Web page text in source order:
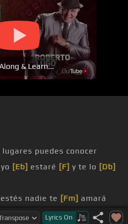
& Learn...
lugares puedes conocer
yo [Eb] estaré [F] y te lo [Db]
nadie te [Fm] amará
Lyrics On